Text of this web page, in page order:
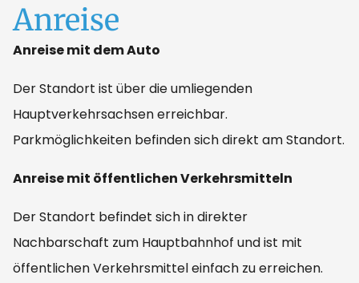
Anreise
Anreise mit dem Auto
Der Standort ist über die umliegenden
Hauptverkehrsachsen erreichbar.
Parkmöglichkeiten befinden sich direkt am Standort.
Anreise mit öffentlichen Verkehrsmitteln
Der Standort befindet sich in direkter
Nachbarschaft zum Hauptbahnhof und ist mit
öffentlichen Verkehrsmittel einfach zu erreichen.